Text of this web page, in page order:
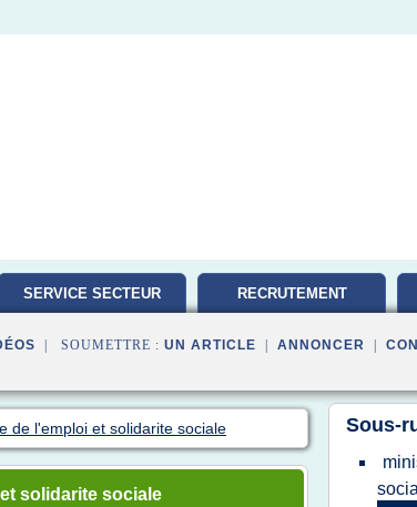
SERVICE SECTEUR RECRUTEMENT
| SOUMETTRE : UN ARTICLE ANNONCER
de l'emploi et solidarite sociale
solidarite sociale
Sous-